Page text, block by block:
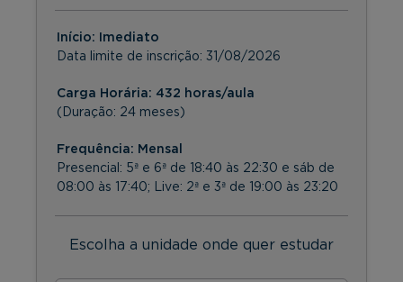
Início: Imediato
Data limite de inscrição: 31/08/2026
Carga Horária: 432 horas/aula
(Duração: 24 meses)
Frequência: Mensal
Presencial: 5ª e 6ª de 18:40 às 22:30 e sáb de
08:00 às 17:40; Live: 2ª e 3ª de 19:00 às 23:20
Escolha a unidade onde quer estudar